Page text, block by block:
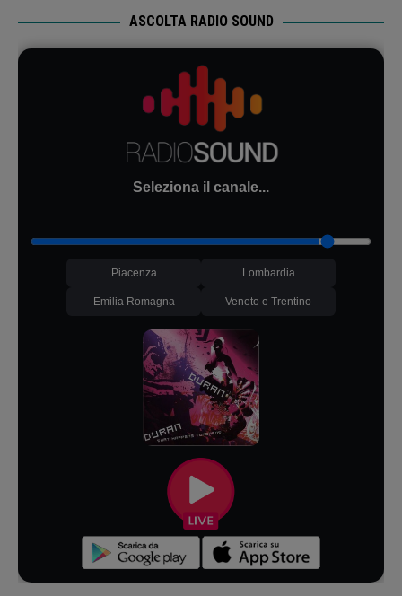
ASCOLTA RADIO SOUND
Seleziona il canale...
Piacenza Lombardia
Emilia Romagna Veneto e Trentino